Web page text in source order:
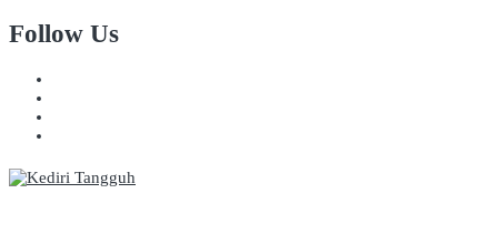
Follow Us